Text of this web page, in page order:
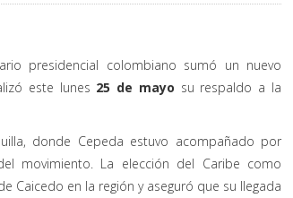
presidencial colombiano sumó un nuevo
este lunes 25 de mayo su respaldo a la
donde Cepeda estuvo acompañado por
movimiento. La elección del Caribe como
Caicedo en la región y aseguró que su llegada